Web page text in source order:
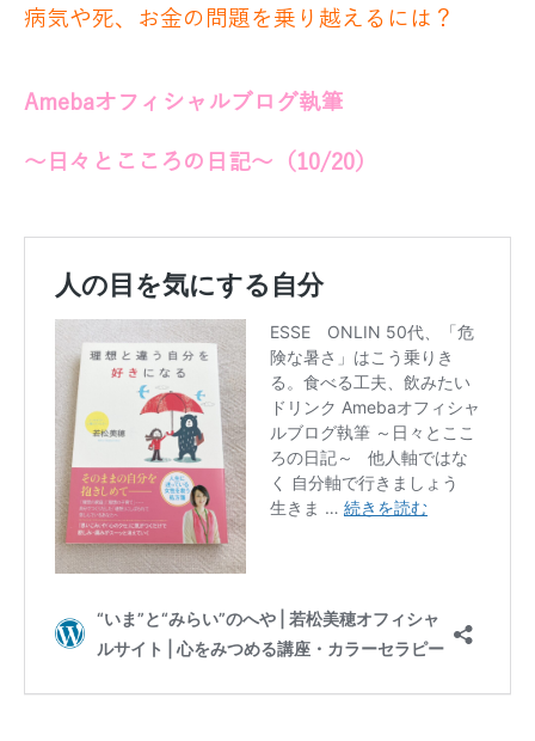
病気や死、お金の問題を乗り越えるには？
Amebaオフィシャルブログ執筆
～日々とこころの日記～（10/20）